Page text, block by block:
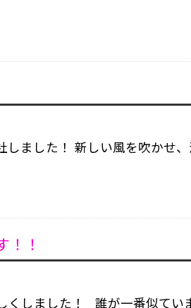
しました！ 新しい風を吹かせ
！！
くしました！ 誰が一番似て